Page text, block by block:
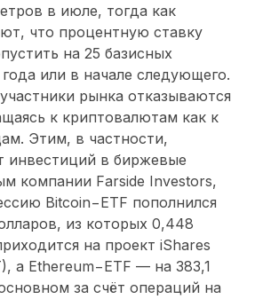
в июле, тогда как
что процентную ставку
на 25 базисных
или в начале следующего.
рынка отказываются
к криптовалютам как к
Этим, в частности,
инвестиций в биржевые
компании Farside Investors,
Bitcoin−ETF пополнился
из которых 0,448
на проект iShares
а Ethereum−ETF — на 383,1
за счёт операций на